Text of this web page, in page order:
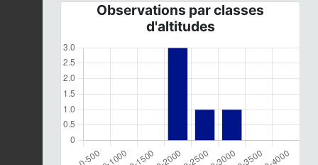
Observations par classes
d'altitudes